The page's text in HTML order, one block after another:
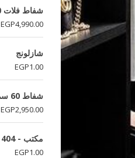
شفاط فلات 90 سم ايكوماتيك
EGP4,990.00
شازلونج
EGP1.00
شفاط 60 سم ايكوماتيك
EGP2,950.00
مكتب - E 404
EGP1.00